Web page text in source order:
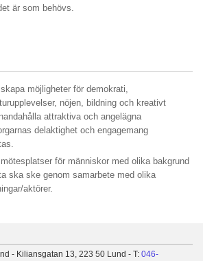
är som behövs.
möjligheter för demokrati,
nöjen, bildning och kreativt
attraktiva och angelägna
delaktighet och engagemang
för människor med olika bakgrund
ska ske genom samarbete med olika
aktörer.
- Kiliansgatan 13, 223 50 Lund - T: 046-